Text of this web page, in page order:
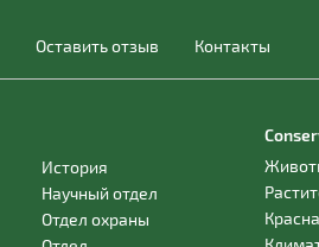
Оставить отзыв Контакты
История
Научный отдел
Отдел охраны